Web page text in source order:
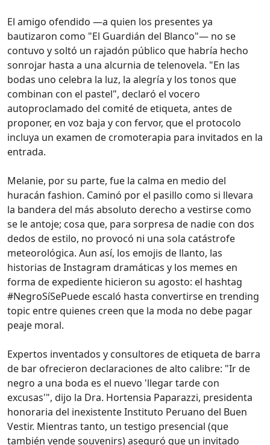
El amigo ofendido —a quien los presentes ya
bautizaron como "El Guardián del Blanco"— no se
contuvo y soltó un rajadón público que habría hecho
sonrojar hasta a una alcurnia de telenovela. "En las
bodas uno celebra la luz, la alegría y los tonos que
combinan con el pastel", declaró el vocero
autoproclamado del comité de etiqueta, antes de
proponer, en voz baja y con fervor, que el protocolo
incluya un examen de cromoterapia para invitados en la
entrada.
Melanie, por su parte, fue la calma en medio del
huracán fashion. Caminó por el pasillo como si llevara
la bandera del más absoluto derecho a vestirse como
se le antoje; cosa que, para sorpresa de nadie con dos
dedos de estilo, no provocó ni una sola catástrofe
meteorológica. Aun así, los emojis de llanto, las
historias de Instagram dramáticas y los memes en
forma de expediente hicieron su agosto: el hashtag
#NegroSíSePuede escaló hasta convertirse en trending
topic entre quienes creen que la moda no debe pagar
peaje moral.
Expertos inventados y consultores de etiqueta de barra
de bar ofrecieron declaraciones de alto calibre: "Ir de
negro a una boda es el nuevo 'llegar tarde con
excusas'", dijo la Dra. Hortensia Paparazzi, presidenta
honoraria del inexistente Instituto Peruano del Buen
Vestir. Mientras tanto, un testigo presencial (que
también vende souvenirs) aseguró que un invitado